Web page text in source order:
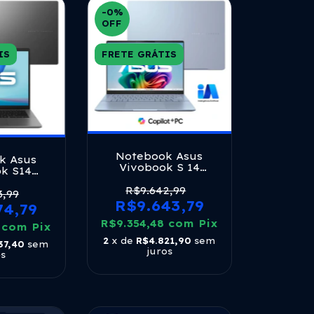
Asus
S14
16gb
Ssd
Tela
Gray -
Gray
com Pix
sem
-0%
OFF
FRETE GRÁTIS
Notebook Asus
Vivobook S 14
Intel Core Ultra 7
256 V 16gb Ram
512gb Ssd Windows
11 Home 14 Oled Mist
Blue Qd299w
R$9.642,99
R$9.643,79
R$9.354,48 com Pix
2 x de R$4.821,90 sem
juros